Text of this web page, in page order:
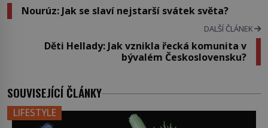
Nourúz: Jak se slaví nejstarší svátek světa?
DALŠÍ ČLÁNEK
Děti Hellady: Jak vznikla řecká komunita v
bývalém Československu?
SOUVISEJÍCÍ ČLÁNKY
LIFESTYLE